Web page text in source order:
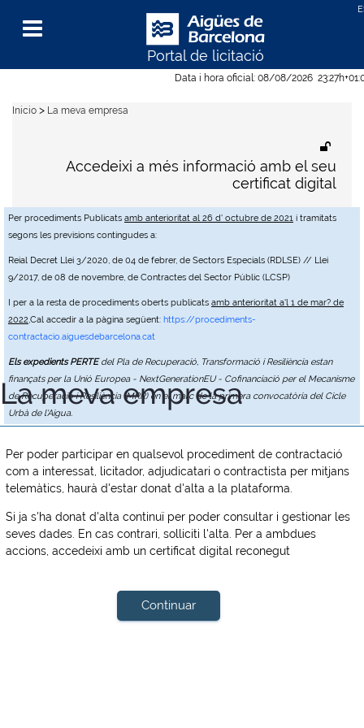
Data i hora oficial: 08/08/2026 23:27h
Per procediments Publicats amb anterioritat al 26 d' octubre de 2021 i tramitats
segons les previsions contingudes a:
Reial Decret Llei 3/2020, de 04 de febrer, de Sectors Especials (RDLSE) // Llei
9/2017, de 08 de novembre, de Contractes del Sector Públic (LCSP)
I per a la resta de procediments oberts publicats amb anterioritat a'l 1 de mar? de
2022,Cal accedir a la pàgina següent: https://procediments-
contractacio.aiguesdebarcelona.cat
Els expedients PERTEdel Pla de Recuperació, Transformació i Resiliència estan
finançats per la Unió Europea - NextGenerationEU - Cofinanciació per el Mecanisme
de Recuperació i Resiliència (MRR) en el marc de la primera convocatòria del Cicle
Urbà de l'Aigua.
Portal de licitació
Menu
Accedeixi a més informació amb el seu
certificat digital
Inicio > La meva empresa
La meva empresa
Per poder participar en qualsevol procediment de contractació
com a interessat, licitador, adjudicatari o contractista per mitjans
telemàtics, haurà d'estar donat d'alta a la plataforma.
Si ja s'ha donat d'alta continuï per poder consultar i gestionar les
seves dades. En cas contrari, solliciti l'alta. Per a ambdues
accions, accedeixi amb un certificat digital reconegut
Continuar